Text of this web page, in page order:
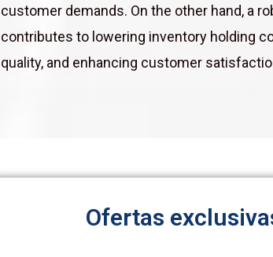
customer demands. On the other hand, a
contributes to lowering inventory holding
quality, and enhancing customer
Ofertas